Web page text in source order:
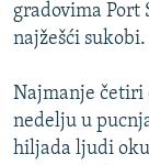
gradovima Port
najžešći sukobi.
Najmanje četiri
nedelju u
hiljada ljudi